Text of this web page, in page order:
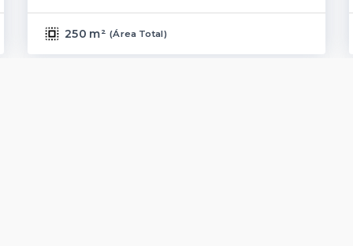
250 m² (Área Total)